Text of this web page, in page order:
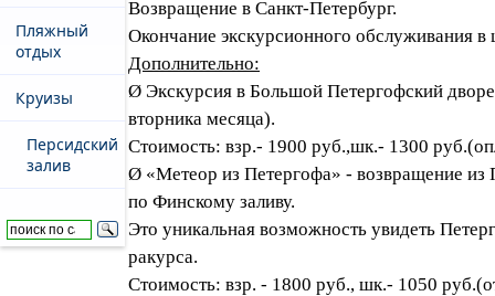
Пляжный
отдых
Круизы
Персидский
залив
Возвращение в Санкт-Петербург.
Окончание экскурсионного обслуживания
Дополнительно:
Ø Экскурсия в Большой Петергофский
вторника месяца).
Стоимость: взр.- 1900 руб.,шк.- 1300
Ø «Метеор из Петергофа» - возвращение из
по Финскому заливу.
Это уникальная возможность увидеть
ракурса.
Стоимость: взр. - 1800 руб., шк.- 1050